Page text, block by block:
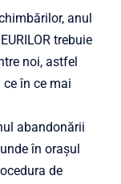
anul
trebuie
noi, astfel
în ce mai
abandonării
în orașul
de